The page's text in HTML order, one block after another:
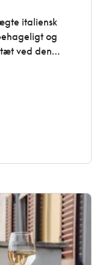
italiensk
og
ved den
med to
til den